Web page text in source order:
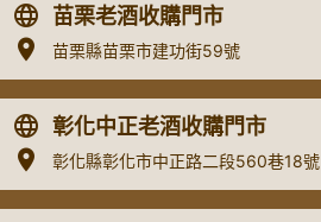
苗栗老酒收購門市
苗栗縣苗栗市建功街59號
彰化中正老酒收購門市
彰化縣彰化市中正路二段560巷18號